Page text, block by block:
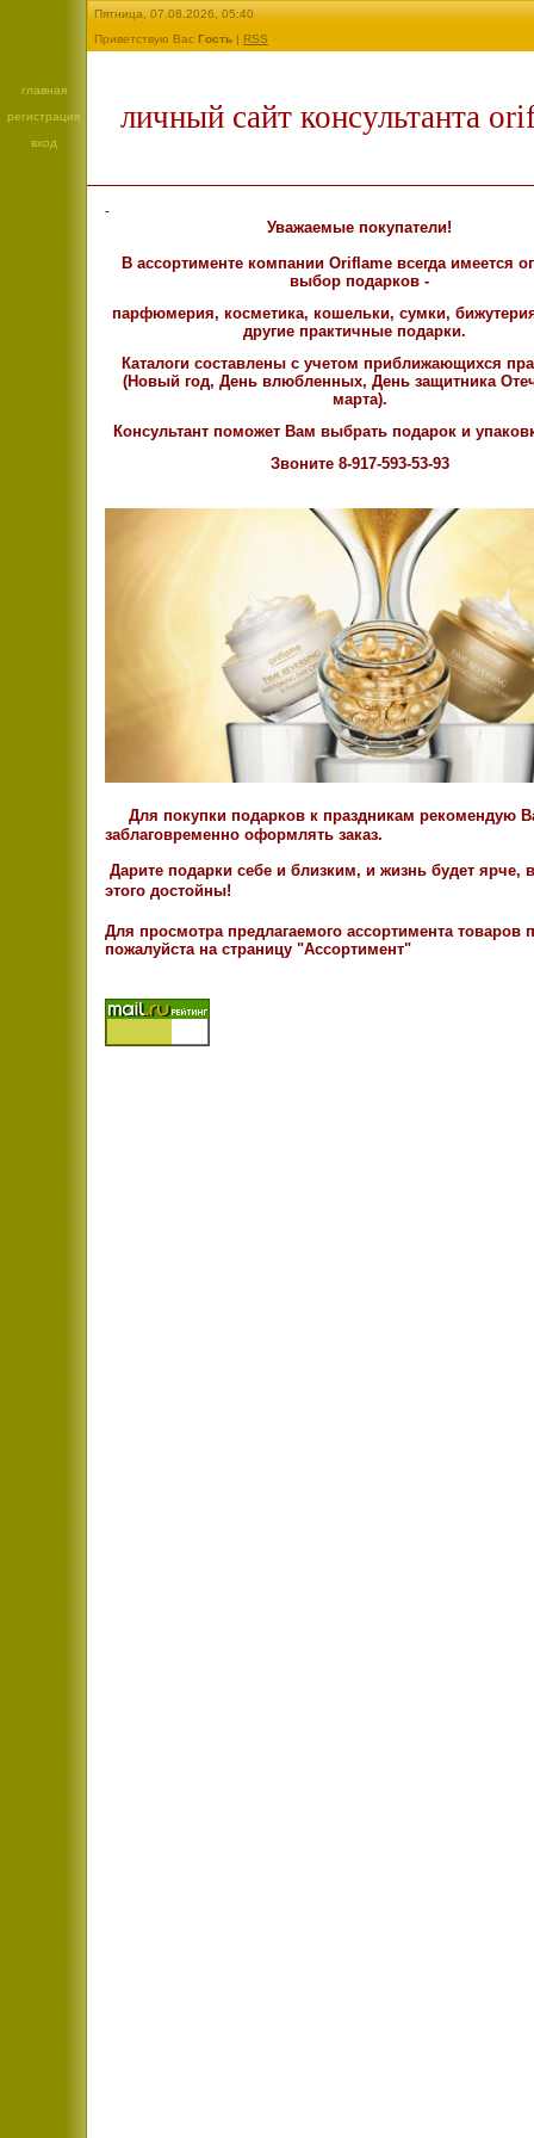
главная
регистрация
вход
Пятница, 07.08.2026, 05:40
Приветствую Вас Гость | RSS
личный сайт консультанта
-
Уважаемые покупатели!
В ассортименте компании Oriflame всегда имеется
выбор подарков -
парфюмерия, косметика, кошельки, сумки,
другие практичные подарки.
Каталоги составлены с учетом приближающихся
(Новый год, День влюбленных, День защитника
марта).
Консультант поможет Вам выбрать подарок и
Звоните 8-917-593-53-93
Для покупки подарков к праздникам рекомендую
заблаговременно оформлять заказ.
Дарите подарки себе и близким, и жизнь будет ярче,
этого достойны!
Для просмотра предлагаемого ассортимента товаров
пожалуйста на страницу "Ассортимент"